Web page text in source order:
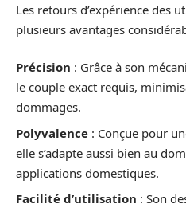
Les retours d’expérience des
plusieurs avantages
Précision : Grâce à son
le couple exact requis,
dommages.
Polyvalence : Conçue pour
elle s’adapte aussi bien au
applications domestiques.
Facilité d’utilisation : Son